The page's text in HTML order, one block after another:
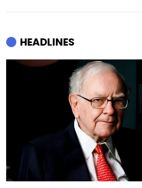
HEADLINES